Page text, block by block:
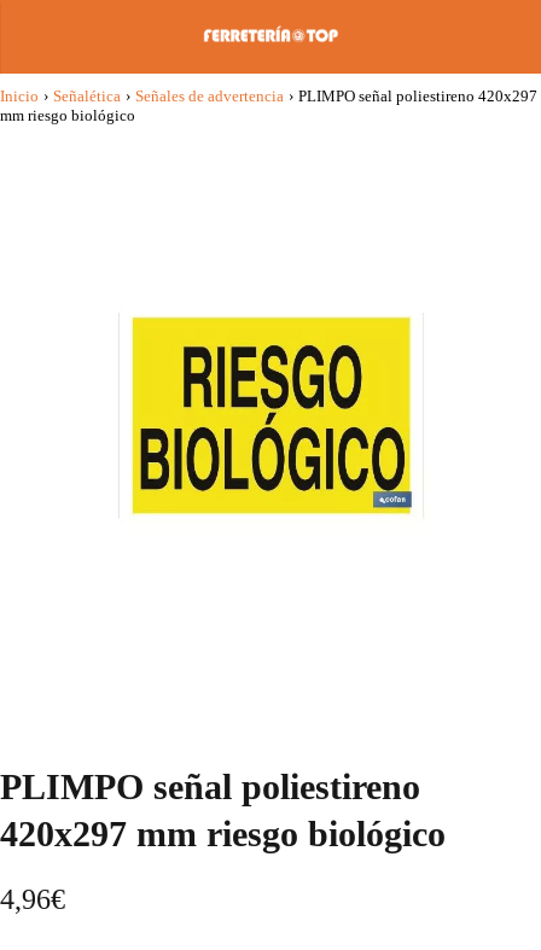
Inicio › Señalética › Señales de advertencia › PLIMPO señal poliestireno 420x297
mm riesgo biológico
PLIMPO señal poliestireno
420x297 mm riesgo biológico
4,96€